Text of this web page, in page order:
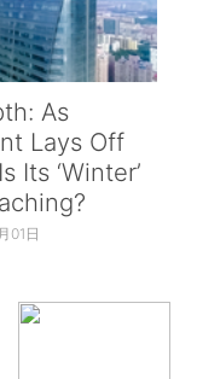
As
Lays Off
Its ‘Winter’
01日